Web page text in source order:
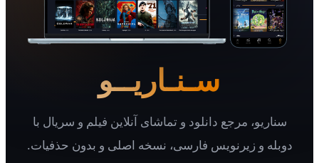
سـنـاریــو
مرجع دانلود و تماشای آنلاین فیلم و سریال با
و زیرنویس فارسی، نسخه اصلی و بدون حذفیات.